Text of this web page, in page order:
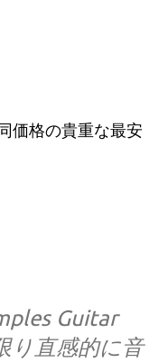
価格の貴重な最安
Guitar
り直感的に音